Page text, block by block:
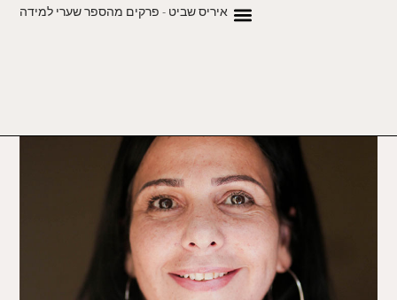
איריס שביט - פרקים מהספר שערי למידה